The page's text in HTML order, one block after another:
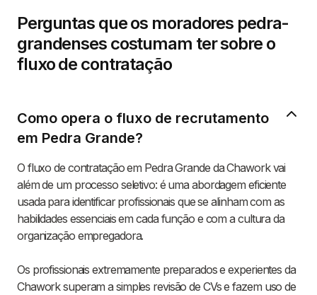
Perguntas que os moradores pedra-
grandenses costumam ter sobre o
fluxo de contratação
Como opera o fluxo de recrutamento
em Pedra Grande?
O fluxo de contratação em Pedra Grande da Chawork vai
além de um processo seletivo: é uma abordagem eficiente
usada para identificar profissionais que se alinham com as
habilidades essenciais em cada função e com a cultura da
organização empregadora.
Os profissionais extremamente preparados e experientes da
Chawork superam a simples revisão de CVs e fazem uso de